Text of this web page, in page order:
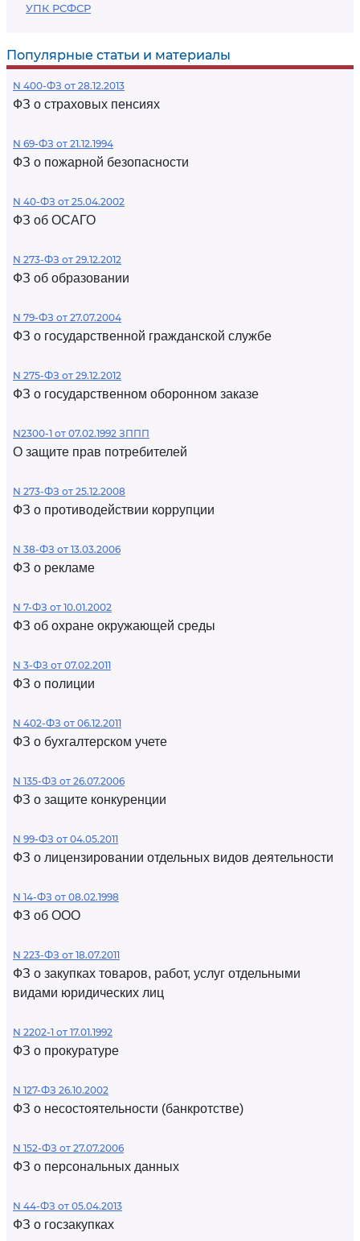
УПК РСФСР
Популярные статьи и материалы
N 400-ФЗ от 28.12.2013
ФЗ о страховых пенсиях
N 69-ФЗ от 21.12.1994
ФЗ о пожарной безопасности
N 40-ФЗ от 25.04.2002
ФЗ об ОСАГО
N 273-ФЗ от 29.12.2012
ФЗ об образовании
N 79-ФЗ от 27.07.2004
ФЗ о государственной гражданской службе
N 275-ФЗ от 29.12.2012
ФЗ о государственном оборонном заказе
N2300-1 от 07.02.1992 ЗППП
О защите прав потребителей
N 273-ФЗ от 25.12.2008
ФЗ о противодействии коррупции
N 38-ФЗ от 13.03.2006
ФЗ о рекламе
N 7-ФЗ от 10.01.2002
ФЗ об охране окружающей среды
N 3-ФЗ от 07.02.2011
ФЗ о полиции
N 402-ФЗ от 06.12.2011
ФЗ о бухгалтерском учете
N 135-ФЗ от 26.07.2006
ФЗ о защите конкуренции
N 99-ФЗ от 04.05.2011
ФЗ о лицензировании отдельных видов деятельности
N 14-ФЗ от 08.02.1998
ФЗ об ООО
N 223-ФЗ от 18.07.2011
ФЗ о закупках товаров, работ, услуг отдельными
видами юридических лиц
N 2202-1 от 17.01.1992
ФЗ о прокуратуре
N 127-ФЗ 26.10.2002
ФЗ о несостоятельности (банкротстве)
N 152-ФЗ от 27.07.2006
ФЗ о персональных данных
N 44-ФЗ от 05.04.2013
ФЗ о госзакупках